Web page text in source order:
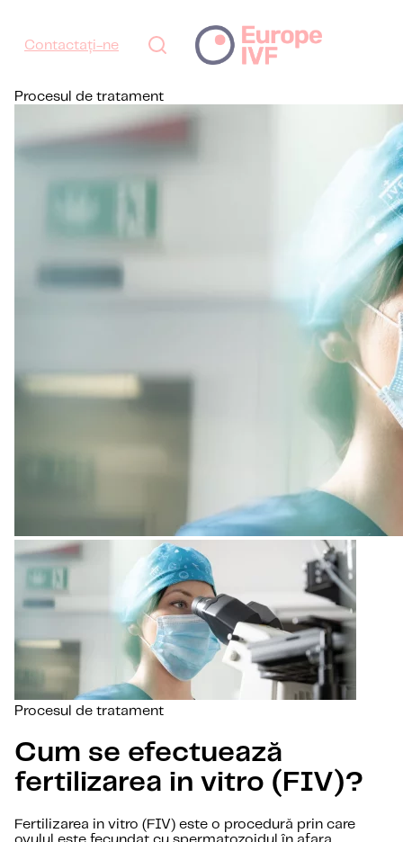
Contactați-ne
Procesul de tratament
Procesul de tratament
Cum se efectuează
fertilizarea in vitro (FIV)?
Fertilizarea in vitro (FIV) este o procedură prin care